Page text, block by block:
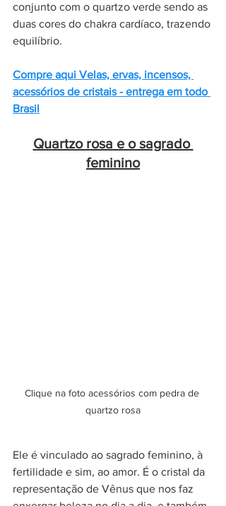
conjunto com o quartzo verde sendo as
duas cores do chakra cardíaco, trazendo
equilíbrio.
Compre aqui Velas, ervas, incensos,
acessórios de cristais - entrega em todo
Brasil
Quartzo rosa e o sagrado
feminino
Clique na foto acessórios com pedra de
quartzo rosa
Ele é vinculado ao sagrado feminino, à
fertilidade e sim, ao amor. É o cristal da
representação de Vênus que nos faz